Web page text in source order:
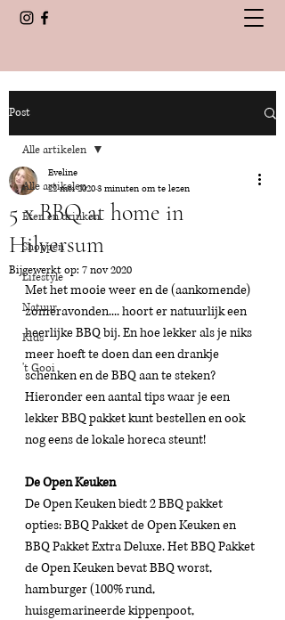
Post
Alle artikelen
Eten en drinken
Shoppen
Lifestyle
Natuur
Kids
't Gooi
Alle artikelen
5 x BBQ at home in
Hilversum
Eveline
22 mei 20203 minuten om te lezen
Bijgewerkt op: 7 nov 2020
Met het mooie weer en de (aankomende)
zomeravonden.... hoort er natuurlijk een
heerlijke BBQ bij. En hoe lekker als je niks
meer hoeft te doen dan een drankje
schenken en de BBQ aan te steken?
Hieronder een aantal tips waar je een
lekker BBQ pakket kunt bestellen en ook
nog eens de lokale horeca steunt!
De Open Keuken
De Open Keuken biedt 2 BBQ pakket
opties: BBQ Pakket de Open Keuken en
BBQ Pakket Extra Deluxe. Het BBQ Pakket
de Open Keuken bevat BBQ worst,
hamburger (100% rund,
huisgemarineerde kippenpoot,